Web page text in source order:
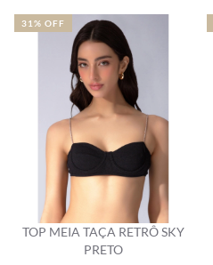
TOP MEIA TAÇA RETRÔ SKY
PRETO
31% OFF